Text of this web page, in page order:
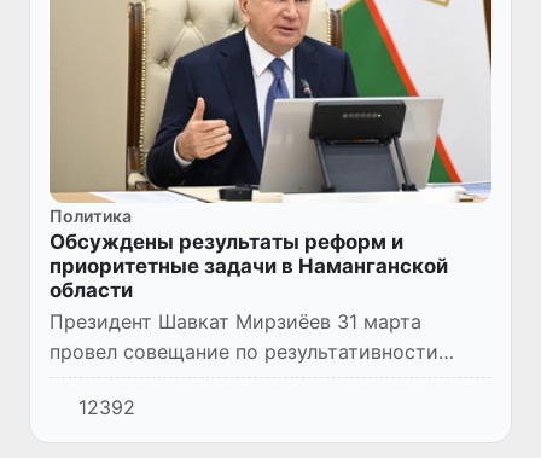
Политика
Обсуждены результаты реформ и
приоритетные задачи в Наманганской
области
Президент Шавкат Мирзиёев 31 марта
провел совещание по результативности
реформ и дальнейшим приоритетным
задачам в Наманганской области.
12392